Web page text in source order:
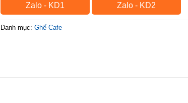
Zalo - KD1 Zalo - KD2
Danh mục: Ghế Cafe